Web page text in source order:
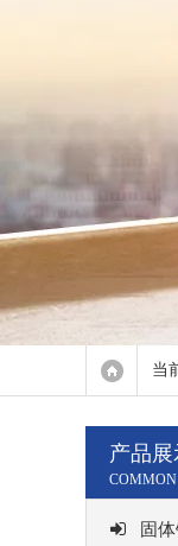
当
产品展
COMMON
固